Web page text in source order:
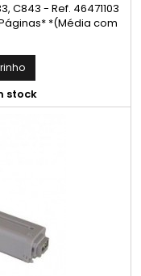
C843 - Ref. 46471103
*(Média com
contínua. O
com base no
noutros factores.)
stock